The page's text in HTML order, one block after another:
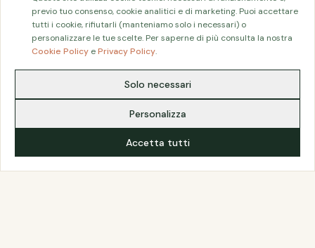
Ti abbiamo incuriosito?
Parlaci del tuo progetto. Una
consulenza gratuita vale piu di mille
articoli.
previo tuo consenso, cookie analitici e di marketing. Puoi accettare
tutti i cookie, rifiutarli (manteniamo solo i necessari) o
personalizzare le tue scelte. Per saperne di più consulta la nostra
Cookie Policy ePrivacy Policy.
Solo necessari
Personalizza
Accetta tutti